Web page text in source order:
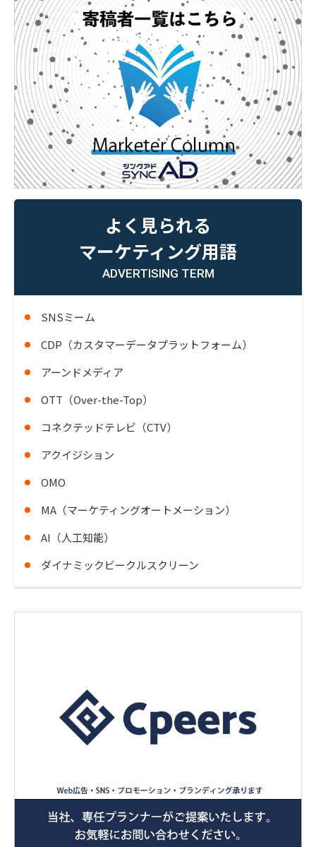
よく見られる
マーケティング用語
ADVERTISING TERM
SNSミーム
CDP（カスタマーデータプラットフォーム）
アーンドメディア
OTT（Over-the-Top）
コネクテッドテレビ（CTV）
アクイジション
OMO
MA（マーケティングオートメーション）
AI（人工知能）
ダイナミックビークルスクリーン